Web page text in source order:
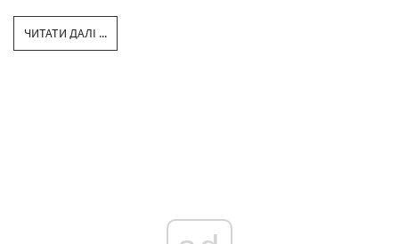
ЧИТАТИ ДАЛІ ...